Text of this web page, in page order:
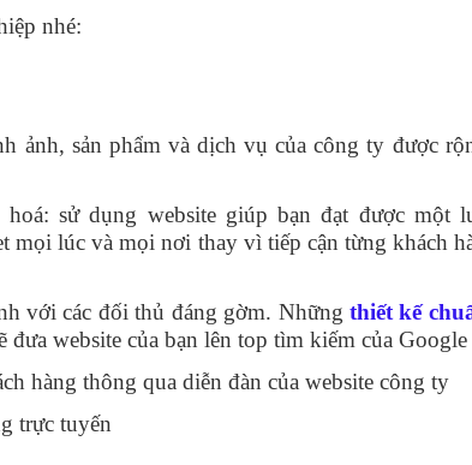
nhé:
ảnh, sản phẩm và dịch vụ của công ty được
sử dụng website giúp bạn đạt được một
mọi lúc và mọi nơi thay vì tiếp cận từng khách
với các đối thủ đáng gờm. Những thiết kế
đưa website của bạn lên top tìm kiếm của Google
hàng thông qua diễn đàn của website công ty
trực tuyến